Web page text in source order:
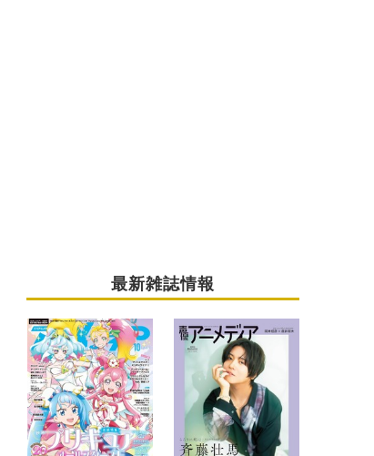
最新雑誌情報